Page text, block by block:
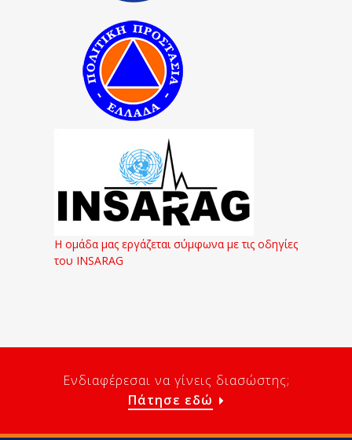
Η ομάδα μας εργάζεται σύμφωνα με τις οδηγίες
του INSARAG
Ενδιαφέρεσαι να γίνεις διασώστης;
Πάτησε εδώ